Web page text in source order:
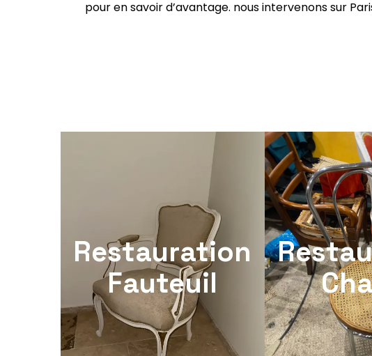
pour en savoir d’avantage. nous intervenons sur
Restauration
Fauteuil